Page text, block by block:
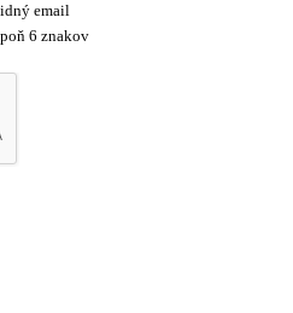
email
6 znakov